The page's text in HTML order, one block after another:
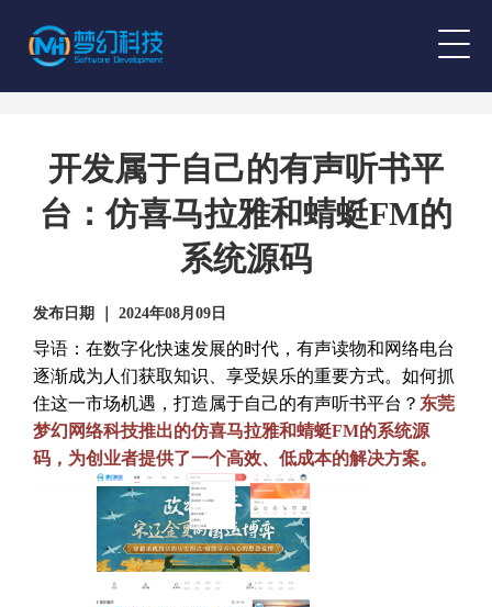
开发属于自己的有声听书平
台：仿喜马拉雅和蜻蜓FM的
系统源码
发布日期 ｜ 2024年08月09日
导语：在数字化快速发展的时代，有声读物和网络电台
逐渐成为人们获取知识、享受娱乐的重要方式。如何抓
住这一市场机遇，打造属于自己的有声听书平台？ 东莞
梦幻网络科技推出的仿喜马拉雅和蜻蜓FM的系统源
码，为创业者提供了一个高效、低成本的解决方案。